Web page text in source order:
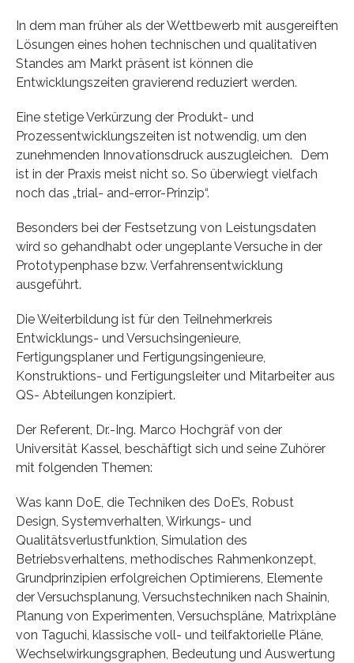
In dem man früher als der Wettbewerb mit ausgereiften
Lösungen eines hohen technischen und qualitativen
Standes am Markt präsent ist können die
Entwicklungszeiten gravierend reduziert werden.
Eine stetige Verkürzung der Produkt- und
Prozessentwicklungszeiten ist notwendig, um den
zunehmenden Innovationsdruck auszugleichen. Dem
ist in der Praxis meist nicht so. So überwiegt vielfach
noch das „trial- and-error-Prinzip“.
Besonders bei der Festsetzung von Leistungsdaten
wird so gehandhabt oder ungeplante Versuche in der
Prototypenphase bzw. Verfahrensentwicklung
ausgeführt.
Die Weiterbildung ist für den Teilnehmerkreis
Entwicklungs- und Versuchsingenieure,
Fertigungsplaner und Fertigungsingenieure,
Konstruktions- und Fertigungsleiter und Mitarbeiter aus
QS- Abteilungen konzipiert.
Der Referent, Dr.-Ing. Marco Hochgräf von der
Universität Kassel, beschäftigt sich und seine Zuhörer
mit folgenden Themen:
Was kann DoE, die Techniken des DoE’s, Robust
Design, Systemverhalten, Wirkungs- und
Qualitätsverlustfunktion, Simulation des
Betriebsverhaltens, methodisches Rahmenkonzept,
Grundprinzipien erfolgreichen Optimierens, Elemente
der Versuchsplanung, Versuchstechniken nach Shainin,
Planung von Experimenten, Versuchspläne, Matrixpläne
von Taguchi, klassische voll- und teilfaktorielle Pläne,
Wechselwirkungsgraphen, Bedeutung und Auswertung